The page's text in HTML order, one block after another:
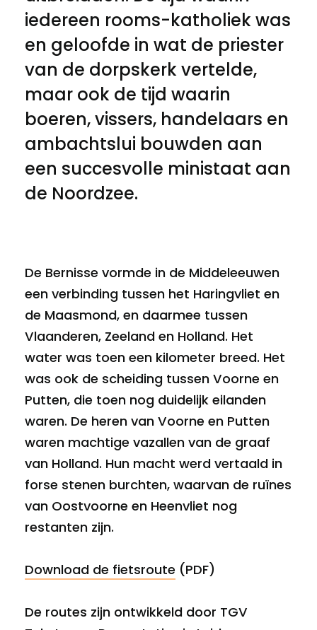
iedereen rooms-katholiek was
en geloofde in wat de priester
van de dorpskerk vertelde,
maar ook de tijd waarin
boeren, vissers, handelaars en
ambachtslui bouwden aan
een succesvolle ministaat aan
de Noordzee.
De Bernisse vormde in de Middeleeuwen
een verbinding tussen het Haringvliet en
de Maasmond, en daarmee tussen
Vlaanderen, Zeeland en Holland. Het
water was toen een kilometer breed. Het
was ook de scheiding tussen Voorne en
Putten, die toen nog duidelijk eilanden
waren. De heren van Voorne en Putten
waren machtige vazallen van de graaf
van Holland. Hun macht werd vertaald in
forse stenen burchten, waarvan de ruïnes
van Oostvoorne en Heenvliet nog
restanten zijn.
Download de fietsroute (PDF)
De routes zijn ontwikkeld door TGV